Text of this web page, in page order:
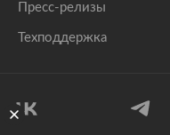
Пресс-релизы
Техподдержка